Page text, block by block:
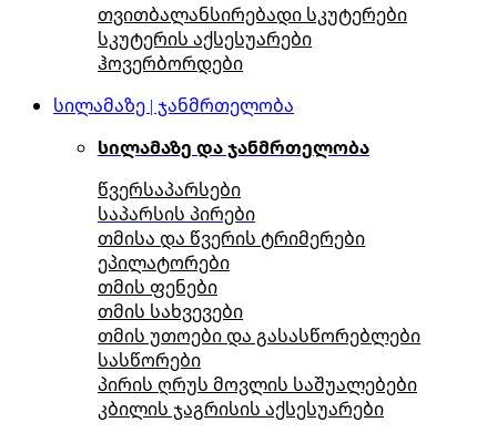
თვითბალანსირებადი სკუტერები
სკუტერის აქსესუარები
ჰოვერბორდები
სილამაზე | ჯანმრთელობა
სილამაზე და ჯანმრთელობა
წვერსაპარსები
საპარსის პირები
თმისა და წვერის ტრიმერები
ეპილატორები
თმის ფენები
თმის სახვევები
თმის უთოები და გასასწორებლები
სასწორები
პირის ღრუს მოვლის საშუალებები
კბილის ჯაგრისის აქსესუარები